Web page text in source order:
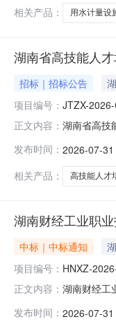
相关产品：
用水计量设
湖南省高技能人
招标｜招标公告
项目编号： JTZX-
正文内容： 湖南省高技
发布时间： 2026-07-
相关产品：
高技能人才
湖南财经工业职
中标｜中标通知
项目编号： HNXZ-
正文内容： 湖南财经工
发布时间： 2026-07-